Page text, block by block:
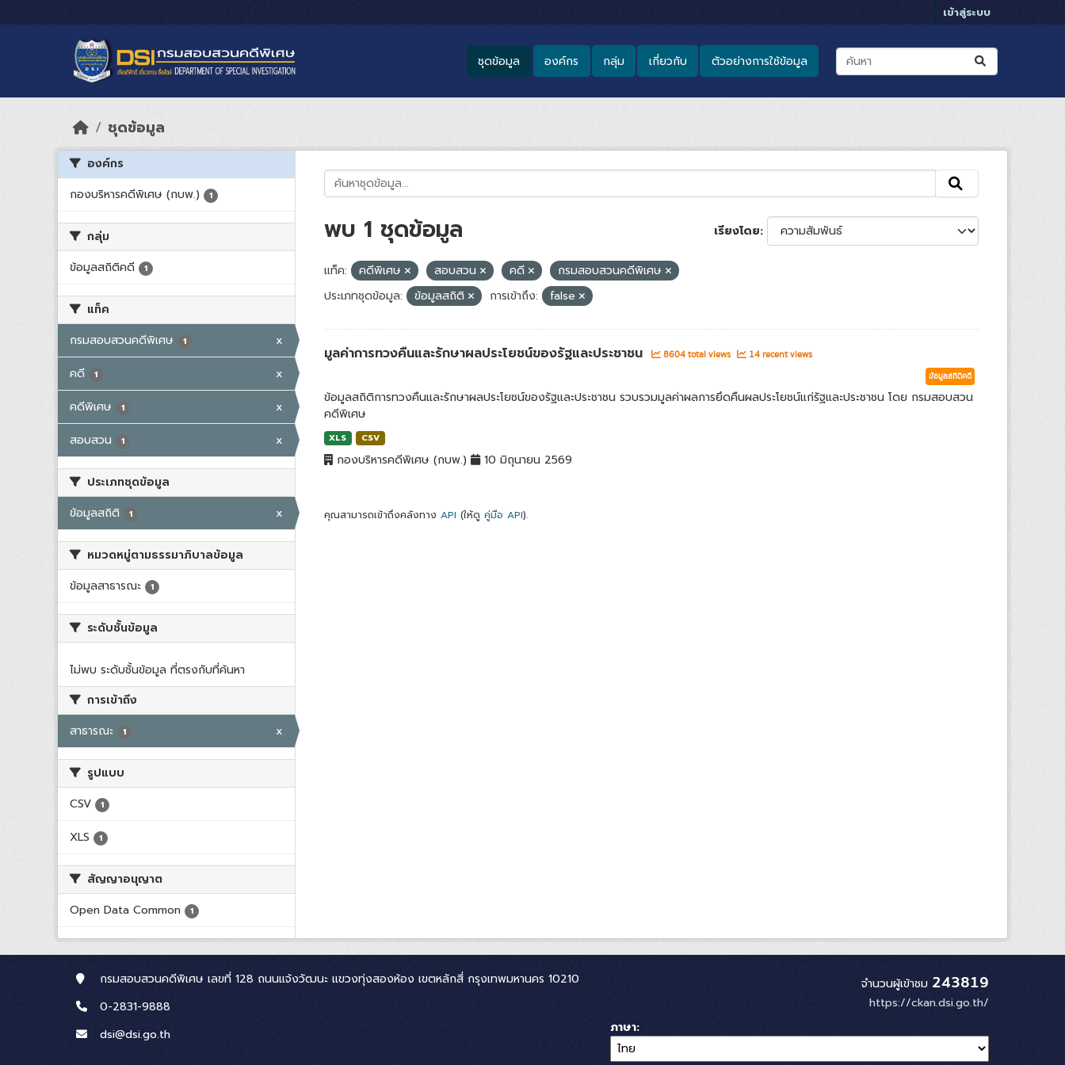
เข้าสู่ระบบ
ชุดข้อมูล องค์กร กลุ่ม เกี่ยวกับ ตัวอย่างการใช้ข้อมูล
ชุดข้อมูล
องค์กร
กองบริหารคดีพิเศษ (กบพ.)
1
กลุ่ม
ข้อมูลสถิติคดี
1
แท็ค
กรมสอบสวนคดีพิเศษ
1
x
คดี
1
x
คดีพิเศษ
1
x
สอบสวน
1 x
ประเภทชุดข้อมูล
ข้อมูลสถิติ
1 x
หมวดหมู่ตามธรรมาภิบาลข้อมูล
ข้อมูลสาธารณะ
1
ระดับชั้นข้อมูล
ไม่พบ ระดับชั้นข้อมูล ที่ตรงกับที่ค้นหา
การเข้าถึง
สาธารณะ
1 x
รูปแบบ
CSV
1
XLS 1
สัญญาอนุญาต
Open Data Common
1
เรียงโดย
พบ 1 ชุดข้อมูล
แท็ค: คดีพิเศษ สอบสวน คดี
กรมสอบสวนคดีพิเศษ
ประเภทชุดข้อมูล:
ข้อมูลสถิติ การเข้าถึง: false
มูลค่าการทวงคืนและรักษาผลประโยชน์ของรัฐและประชาชน 8604 total views 14 recent views
ข้อมูลสถิติคดี
ข้อมูลสถิติการทวงคืนและรักษาผลประโยชน์ของรัฐและประชาชน รวบรวมมูลค่าผลการยึดคืนผลประโยชน์แก่รัฐและประชาชน โดย กรมสอบสวน
คดีพิเศษ
XLS CSV
กองบริหารคดีพิเศษ (กบพ.) 10 มิถุนายน 2569
คุณสามารถเข้าถึงคลังทาง API (ให้ดู คู่มือ API).
กรมสอบสวนคดีพิเศษ เลขที่ 128 ถนนแจ้งวัฒนะ แขวงทุ่งสองห้อง เขตหลักสี่ กรุงเทพมหานคร 10210
0-2831-9888
dsi@dsi.go.th
จำนวนผู้เข้าชม 243819
https://ckan.dsi.go.th/
ภาษา